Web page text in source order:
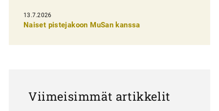
e
13.7.2026
Naiset pistejakoon MuSan kanssa
Viimeisimmät artikkelit